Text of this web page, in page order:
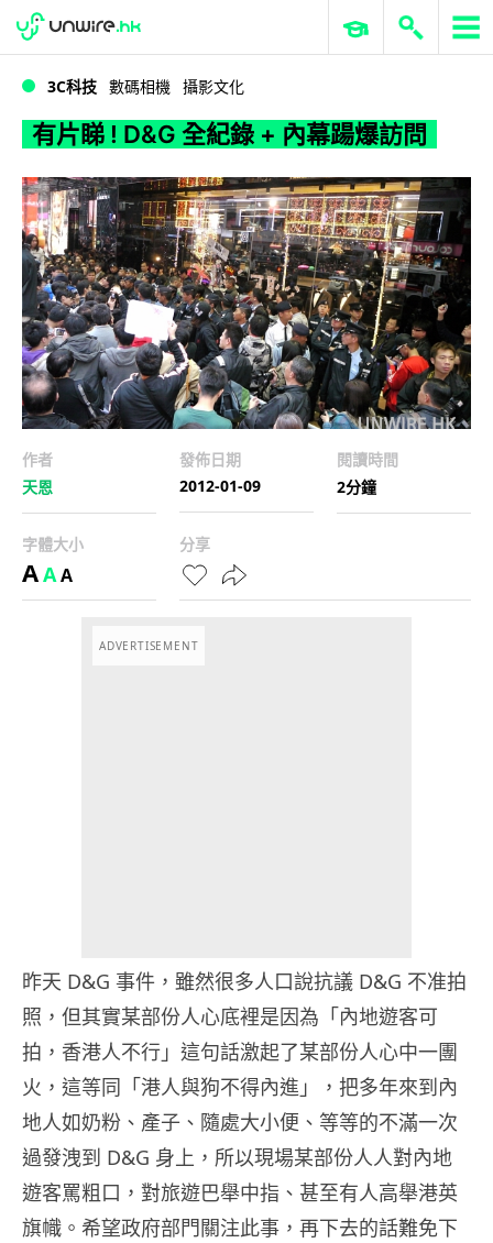
有片睇 ! D&G 全紀錄 + 內幕踼爆訪問
WWDC 2026 ERP 與商業 AI
3C科技 數碼相機 攝影文化
有片睇 ! D&G 全紀錄 + 內幕踼爆訪問
作者
天恩
發佈日期
2012-01-09
閱讀時間
2分鐘
字體大小
AAA
分享
ADVERTISEMENT
昨天 D&G 事件，雖然很多人口說抗議 D&G 不准拍
照，但其實某部份人心底裡是因為「內地遊客可
拍，香港人不行」這句話激起了某部份人心中一團
火，這等同「港人與狗不得內進」，把多年來到內
地人如奶粉、產子、隨處大小便、等等的不滿一次
過發洩到 D&G 身上，所以現場某部份人人對內地
遊客罵粗口，對旅遊巴舉中指、甚至有人高舉港英
旗幟。希望政府部門關注此事，再下去的話難免下